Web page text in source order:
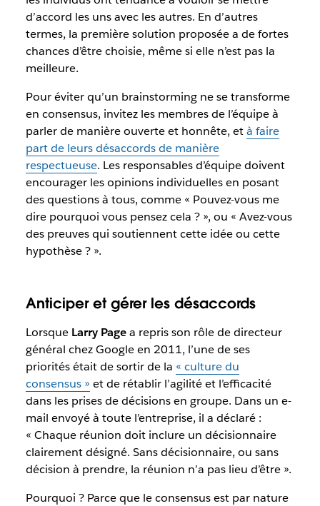
d’accord les uns avec les autres. En d’autres
termes, la première solution proposée a de fortes
chances d’être choisie, même si elle n’est pas la
meilleure.
Pour éviter qu’un brainstorming ne se transforme
en consensus, invitez les membres de l’équipe à
parler de manière ouverte et honnête, età faire
part de leurs désaccords de manière
respectueuse. Les responsables d’équipe doivent
encourager les opinions individuelles en posant
des questions à tous, comme « Pouvez-vous me
dire pourquoi vous pensez cela ? », ou « Avez-vous
des preuves qui soutiennent cette idée ou cette
hypothèse ? ».
Anticiper et gérer les désaccords
Lorsque Larry Pagea repris son rôle de directeur
général chez Google en 2011, l’une de ses
priorités était de sortir de la « culture du
consensus » et de rétablir l’agilité et l’efficacité
dans les prises de décisions en groupe. Dans un e-
mail envoyé à toute l’entreprise, il a déclaré :
« Chaque réunion doit inclure un décisionnaire
clairement désigné. Sans décisionnaire, ou sans
décision à prendre, la réunion n’a pas lieu d’être ».
Pourquoi ? Parce que le consensus est par nature